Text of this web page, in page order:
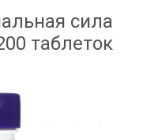
сила
таблеток